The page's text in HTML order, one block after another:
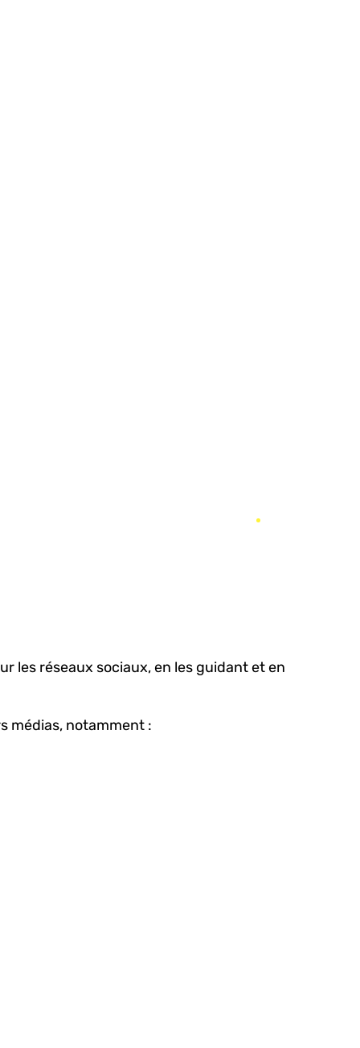
les réseaux sociaux, en les guidant et en
médias, notamment :